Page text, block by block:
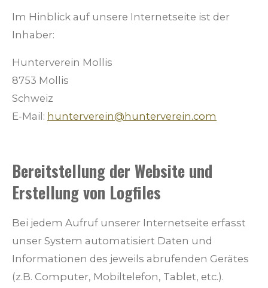
Im Hinblick auf unsere Internetseite ist der
Inhaber:
Hunterverein Mollis
8753 Mollis
Schweiz
E-Mail: hunterverein@hunterverein.com
Bereitstellung der Website und
Erstellung von Logfiles
Bei jedem Aufruf unserer Internetseite erfasst
unser System automatisiert Daten und
Informationen des jeweils abrufenden Gerätes
(z.B. Computer, Mobiltelefon, Tablet, etc.).